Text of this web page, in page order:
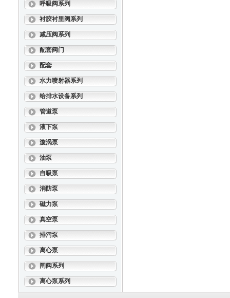
呼吸阀系列
衬胶衬里阀系列
减压阀系列
配套阀门
配套
水力喷射器系列
给排水设备系列
管道泵
液下泵
漩涡泵
油泵
自吸泵
消防泵
磁力泵
真空泵
排污泵
离心泵
闸阀系列
离心泵系列